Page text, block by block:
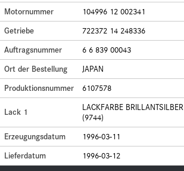
Motornummer
104996 12 002341
Getriebe
722372 14 248336
Auftragsnummer
6 6 839 00043
Ort der Bestellung
JAPAN
Produktionsnummer
6107578
Lack 1
LACKFARBE
(9744)
Erzeugungsdatum
1996-03-11
Lieferdatum
1996-03-12